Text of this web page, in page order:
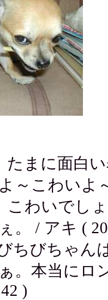
まに面白い
～こわいよ
わいでしょ
。 / アキ (
ちびちゃん
。本当にロ
)